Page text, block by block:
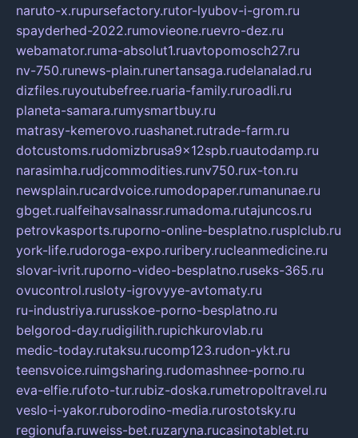
naruto-x.rupursefactory.rutor-lyubov-i-grom.ru
spayderhed-2022.rumovieone.ruevro-dez.ru
webamator.ruma-absolut1.ruavtopomosch27.ru
nv-750.runews-plain.runertansaga.rudelanalad.ru
dizfiles.ruyoutubefree.ruaria-family.ruroadli.ru
planeta-samara.rumysmartbuy.ru
matrasy-kemerovo.ruashanet.rutrade-farm.ru
dotcustoms.rudomizbrusa9x12spb.ruautodamp.ru
narasimha.rudjcommodities.runv750.rux-ton.ru
newsplain.rucardvoice.rumodopaper.rumanunae.ru
gbget.rualfeihavsalnassr.rumadoma.rutajuncos.ru
petrovkasports.ruporno-online-besplatno.rusplclub.ru
york-life.rudoroga-expo.ruribery.rucleanmedicine.ru
slovar-ivrit.ruporno-video-besplatno.ruseks-365.ru
ovucontrol.rusloty-igrovyye-avtomaty.ru
ru-industriya.rurusskoe-porno-besplatno.ru
belgorod-day.rudigilith.rupichkurovlab.ru
medic-today.rutaksu.rucomp123.rudon-ykt.ru
teensvoice.ruimgsharing.rudomashnee-porno.ru
eva-elfie.rufoto-tur.rubiz-doska.rumetropoltravel.ru
veslo-i-yakor.ruborodino-media.rurostotsky.ru
regionufa.ruweiss-bet.ruzaryna.rucasinotablet.ru